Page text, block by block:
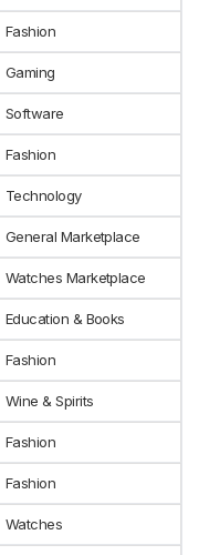
Fashion
Gaming
Software
Fashion
Technology
General Marketplace
Watches Marketplace
Education & Books
Fashion
Wine & Spirits
Fashion
Fashion
Watches